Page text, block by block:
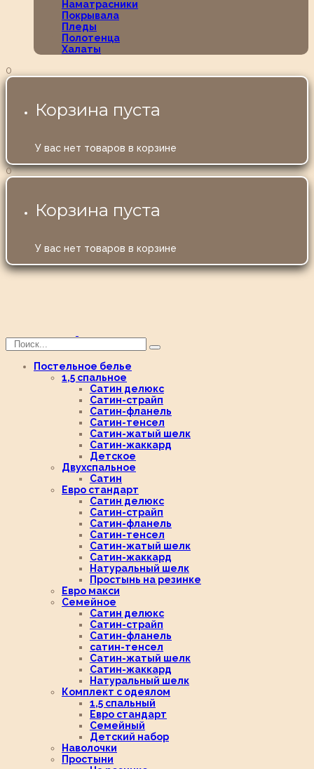
Наматрасники
Покрывала
Пледы
Полотенца
Халаты
0
Корзина пуста
У вас нет товаров в корзине
0
Корзина пуста
У вас нет товаров в корзине
Постельное белье
1,5 спальное
Сатин делюкс
Сатин-страйп
Сатин-фланель
Сатин-тенсел
Сатин-жатый шелк
Сатин-жаккард
Детское
Двухспальное
Сатин
Евро стандарт
Сатин делюкс
Сатин-страйп
Сатин-фланель
Сатин-тенсел
Сатин-жатый шелк
Сатин-жаккард
Натуральный шелк
Простынь на резинке
Евро макси
Семейное
Сатин делюкс
Сатин-страйп
Сатин-фланель
сатин-тенсел
Сатин-жатый шелк
Сатин-жаккард
Натуральный шелк
Комплект с одеялом
1,5 спальный
Евро стандарт
Семейный
Детский набор
Наволочки
Простыни